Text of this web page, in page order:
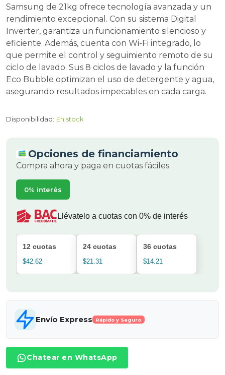
Samsung de 21kg ofrece tecnología avanzada y un
rendimiento excepcional. Con su sistema Digital
Inverter, garantiza un funcionamiento silencioso y
eficiente. Además, cuenta con Wi-Fi integrado, lo
que permite el control y seguimiento remoto de su
ciclo de lavado. Sus 8 ciclos de lavado y la función
Eco Bubble optimizan el uso de detergente y agua,
asegurando resultados impecables en cada carga.
Disponibilidad: En stock
Opciones de financiamiento
Compra ahora y paga en cuotas fáciles
0% interés
Llévatelo a cuotas con 0% de interés
12 cuotas
$42.62
24 cuotas
$21.31
36 cuotas
$14.21
Envío Express Rápido y Seguro
Chatear en WhatsApp